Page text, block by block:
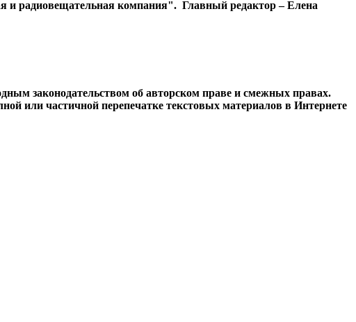
и радиовещательная компания". Главный редактор – Елена
законодательством об авторском праве и смежных правах.
или частичной перепечатке текстовых материалов в Интернете